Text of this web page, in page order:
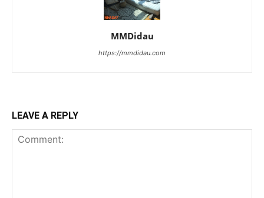
MMDidau
https://mmdidau.com
LEAVE A REPLY